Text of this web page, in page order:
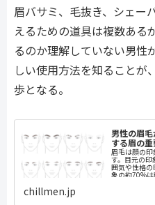
眉バサミ、毛抜き、シェー
えるための道具は複数ある
るのか理解していない男性
しい使用方法を知ることが
歩となる。
男性の眉
する眉の
眉毛は顔の
す。目元の
囲気や性格
象の約70%
chillmen.jp